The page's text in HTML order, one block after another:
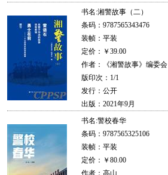
书名:湘警故事（二）
条码：9787565343476
装帧：平装
定价：￥39.00
作者：《湘警故事》编委会
版印次：1/1
发行：公开
出版：2021年9月
书名:警校春华
条码：9787565325106
装帧：平装
定价：￥80.00
作者：高山